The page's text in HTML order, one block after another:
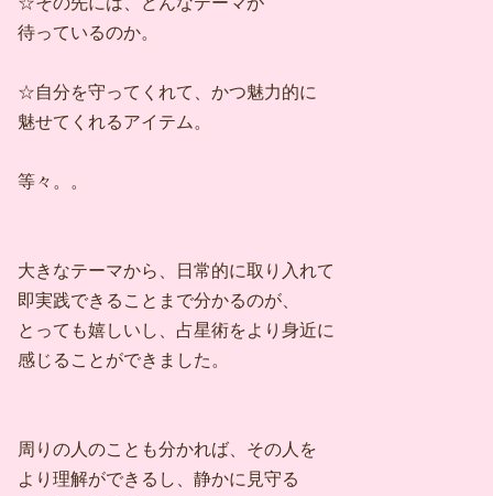
待っているのか。
☆自分を守ってくれて、かつ魅力的に
魅せてくれるアイテム。
等々。。
大きなテーマから、日常的に取り入れて
即実践できることまで分かるのが、
とっても嬉しいし、占星術をより身近に
感じることができました。
周りの人のことも分かれば、その人を
より理解ができるし、静かに見守る